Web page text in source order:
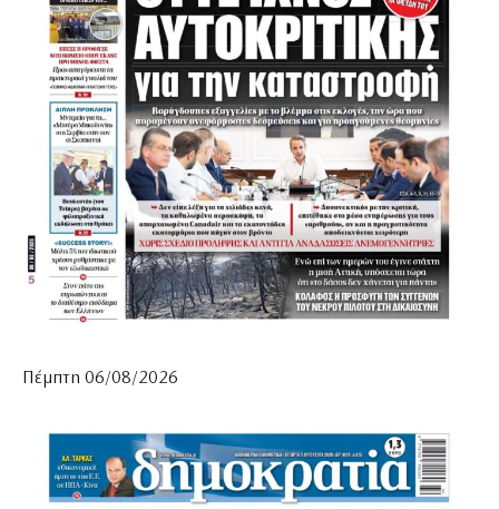
Πέμπτη 06/08/2026